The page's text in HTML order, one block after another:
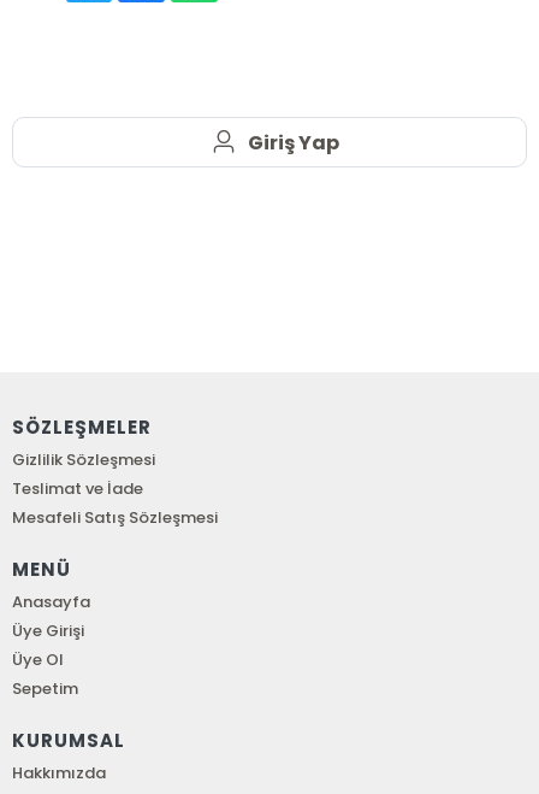
Giriş Yap
SÖZLEŞMELER
Gizlilik Sözleşmesi
Teslimat ve İade
Mesafeli Satış Sözleşmesi
MENÜ
Anasayfa
Üye Girişi
Üye Ol
Sepetim
KURUMSAL
Hakkımızda